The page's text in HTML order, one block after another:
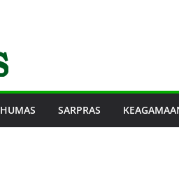
HUMAS SARPRAS